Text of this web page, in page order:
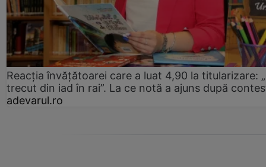
Reacția învățătoarei care a luat 4,90 la titularizare:
trecut din iad în rai”. La ce notă a ajuns după
adevarul.ro